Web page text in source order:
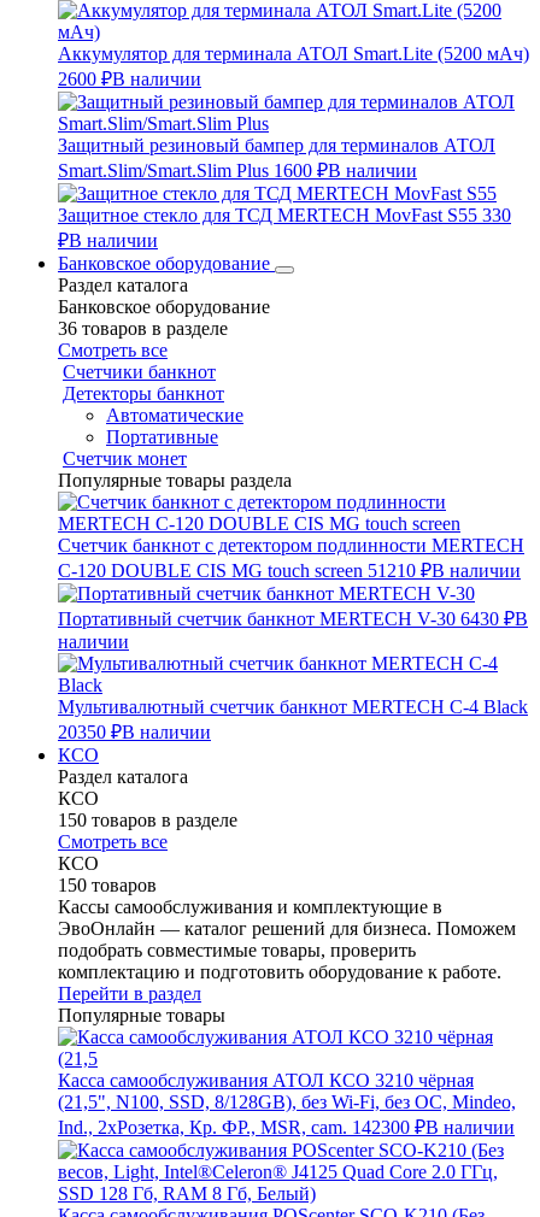
Аккумулятор для терминала АТОЛ Smart.Lite (5200 мАч)
2600 ₽В наличии
Защитный резиновый бампер для терминалов АТОЛ
Smart.Slim/Smart.Slim Plus 1600 ₽В наличии
Защитное стекло для ТСД MERTECH MovFast S55 330
₽В наличии
Банковское оборудование
Раздел каталога
Банковское оборудование
36 товаров в разделе
Смотреть все
Счетчики банкнот
Детекторы банкнот
Автоматические
Портативные
Счетчик монет
Популярные товары раздела
Счетчик банкнот с детектором подлинности MERTECH
C-120 DOUBLE CIS MG touch screen 51210 ₽В наличии
Портативный счетчик банкнот MERTECH V-30 6430 ₽В
наличии
Мультивалютный счетчик банкнот MERTECH C-4 Black
20350 ₽В наличии
КСО
Раздел каталога
КСО
150 товаров в разделе
Смотреть все
КСО
150 товаров
Кассы самообслуживания и комплектующие в
ЭвоОнлайн — каталог решений для бизнеса. Поможем
подобрать совместимые товары, проверить
комплектацию и подготовить оборудование к работе.
Перейти в раздел
Популярные товары
Касса самообслуживания АТОЛ КСО 3210 чёрная
(21,5", N100, SSD, 8/128GB), без Wi-Fi, без ОС, Mindeo,
Ind., 2хРозетка, Кр. ФР., MSR, cam. 142300 ₽В наличии